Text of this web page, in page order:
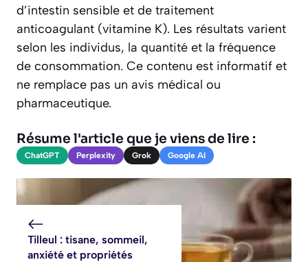
d’intestin sensible et de traitement
anticoagulant (vitamine K). Les résultats varient
selon les individus, la quantité et la fréquence
de consommation. Ce contenu est informatif et
ne remplace pas un avis médical ou
pharmaceutique.
Résume l'article que je viens de lire :
ChatGPT Perplexity Grok Google AI
Tilleul : tisane, sommeil,
anxiété et propriétés